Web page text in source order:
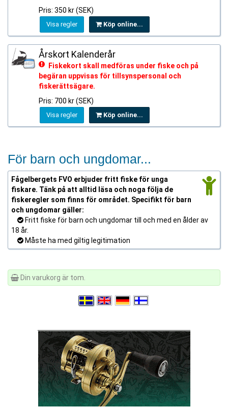
Pris: 350 kr (SEK)
Visa regler Köp online...
Årskort Kalenderår
Fiskekort skall medföras under fiske och på
begäran uppvisas för tillsynspersonal och
fiskerättsägare.
Pris: 700 kr (SEK)
Visa regler Köp online...
För barn och ungdomar...
Fågelbergets FVO erbjuder fritt fiske för unga
fiskare. Tänk på att alltid läsa och noga följa de
fiskeregler som finns för området. Specifikt för barn
och ungdomar gäller:
Fritt fiske för barn och ungdomar till och med en ålder av
18 år.
Måste ha med giltig legitimation
Din varukorg är tom.